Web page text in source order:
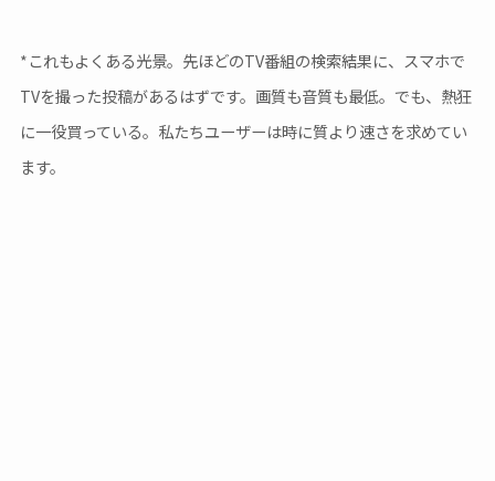
*これもよくある光景。先ほどのTV番組の検索結果に、スマホで
TVを撮った投稿があるはずです。画質も音質も最低。でも、熱狂
に一役買っている。私たちユーザーは時に質より速さを求めてい
ます。